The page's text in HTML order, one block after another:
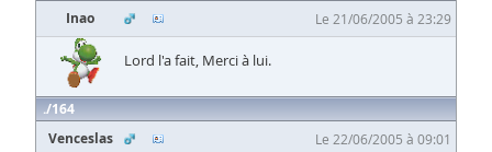
Inao
Le 21/06/2005 à 23:29
Lord l'a fait, Merci à lui.
164
Venceslas
Le 22/06/2005 à 09:01